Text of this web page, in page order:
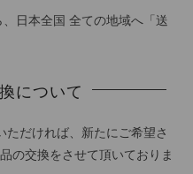
日本全国 全ての地域へ「送
について
だければ、新たにご希望さ
の交換をさせて頂いておりま